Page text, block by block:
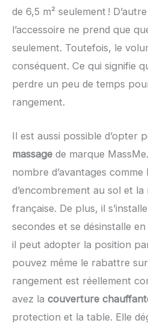
de 6,5 m² seulement !
l’accessoire ne prend que
seulement. Toutefois, le
conséquent. Ce qui signifie
perdre un peu de temps
rangement.
Il est aussi possible d’opter
massage de marque
nombre d’avantages comme
d’encombrement au sol et
française. De plus, il
secondes et se désinstalle
il peut adopter la position
pouvez même le rabattre
rangement est réellement
avez la couverture
protection et la table. Elle